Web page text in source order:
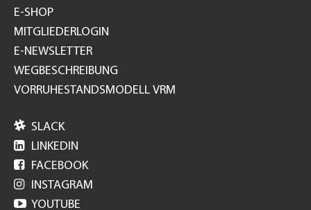
E-SHOP
MITGLIEDERLOGIN
E-NEWSLETTER
WEGBESCHREIBUNG
VORRUHESTANDSMODELL VRM
 SLACK
 LINKEDIN
 FACEBOOK
 INSTAGRAM
 YOUTUBE